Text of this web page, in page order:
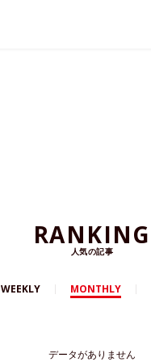
RANKING
人気の記事
WEEKLY MONTHLY
データがありません